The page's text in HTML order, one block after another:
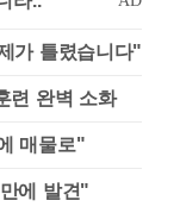
가 틀렸습니다"
련 완벽 소화
매물로"
에 발견"